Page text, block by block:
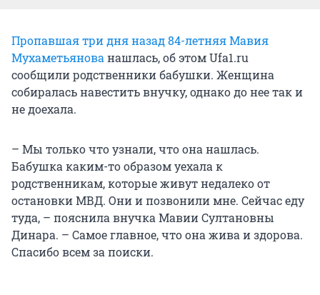
Пропавшая три дня назад 84-летняя Мавия
Мухаметьянова нашлась, об этом Ufa1.ru
сообщили родственники бабушки. Женщина
собиралась навестить внучку, однако до нее так и
не доехала.
– Мы только что узнали, что она нашлась.
Бабушка каким-то образом уехала к
родственникам, которые живут недалеко от
остановки МВД. Они и позвонили мне. Сейчас еду
туда, – пояснила внучка Мавии Султановны
Динара. – Самое главное, что она жива и здорова.
Спасибо всем за поиски.